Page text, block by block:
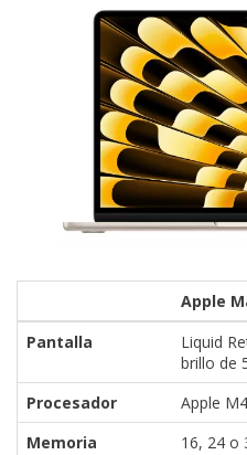
Apple
Pantalla
Liquid
brillo de
Procesador
Apple M4
Memoria
16, 24 o